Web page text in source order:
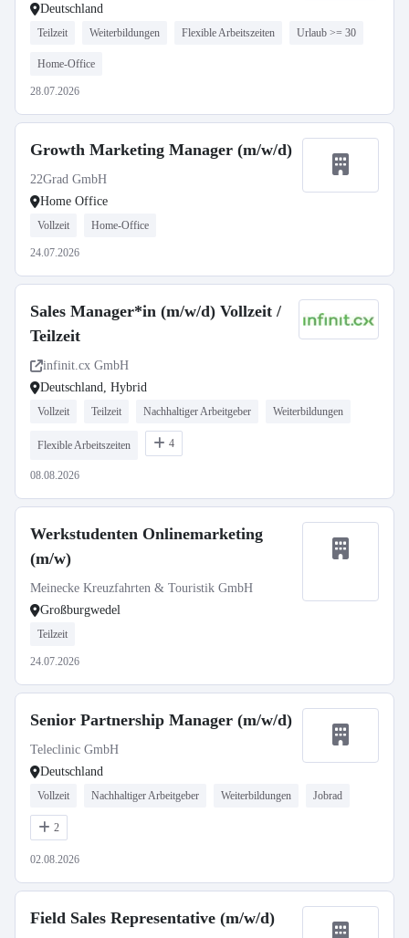
Deutschland
Teilzeit Weiterbildungen Flexible Arbeitszeiten Urlaub >= 30
Home-Office
28.07.2026
Growth Marketing Manager (m/w/d)
22Grad GmbH
Home Office
Vollzeit Home-Office
24.07.2026
Sales Manager*in (m/w/d) Vollzeit /
Teilzeit
infinit.cx GmbH
Deutschland, Hybrid
Vollzeit Teilzeit Nachhaltiger Arbeitgeber Weiterbildungen
Flexible Arbeitszeiten 4
08.08.2026
Werkstudenten Onlinemarketing
(m/w)
Meinecke Kreuzfahrten & Touristik GmbH
Großburgwedel
Teilzeit
24.07.2026
Senior Partnership Manager (m/w/d)
Teleclinic GmbH
Deutschland
Vollzeit Nachhaltiger Arbeitgeber Weiterbildungen Jobrad
2
02.08.2026
Field Sales Representative (m/w/d)